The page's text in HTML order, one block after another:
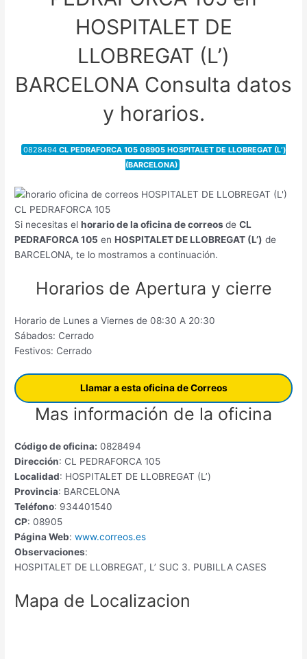
HOSPITALET DE
LLOBREGAT (L’)
BARCELONA Consulta datos
y horarios.
0828494CL PEDRAFORCA 105 08905 HOSPITALET DE LLOBREGAT (L’)
(BARCELONA)
Si necesitas elhorario de la oficina de correosdeCL
PEDRAFORCA 105 enHOSPITALET DE LLOBREGAT (L’) de
BARCELONA, te lo mostramos a continuación.
Horarios de Apertura y cierre
Horario de Lunes a Viernes de 08:30 A 20:30
Sábados: Cerrado
Festivos: Cerrado
Llamar a esta oficina de Correos
Mas información de la oficina
Código de oficina: 0828494
Dirección: CL PEDRAFORCA 105
Localidad: HOSPITALET DE LLOBREGAT (L’)
Provincia: BARCELONA
Teléfono: 934401540
CP: 08905
Página Web: www.correos.es
Observaciones:
HOSPITALET DE LLOBREGAT, L’ SUC 3. PUBILLA CASES
Mapa de Localizacion